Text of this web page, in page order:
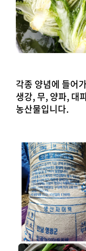
각종 양념에 들어
생강, 무, 양파, 대
농산물입니다.